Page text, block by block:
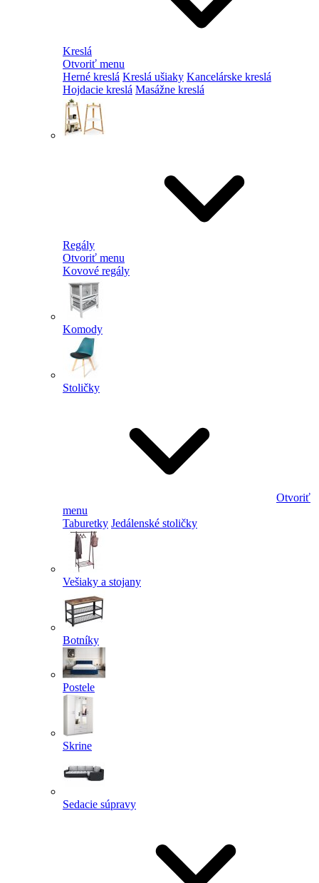
Kreslá
Otvoriť menu
Herné kreslá Kreslá ušiaky Kancelárske kreslá
Hojdacie kreslá Masážne kreslá
Regály
Otvoriť menu
Kovové regály
Komody
Stoličky
Otvoriť
menu
Taburetky Jedálenské stoličky
Vešiaky a stojany
Botníky
Postele
Skrine
Sedacie súpravy